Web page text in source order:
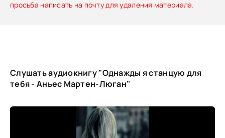
просьба написать на почту для удаления материала.
Слушать аудиокнигу "Однажды я станцую для
тебя - Аньес Мартен-Люган"